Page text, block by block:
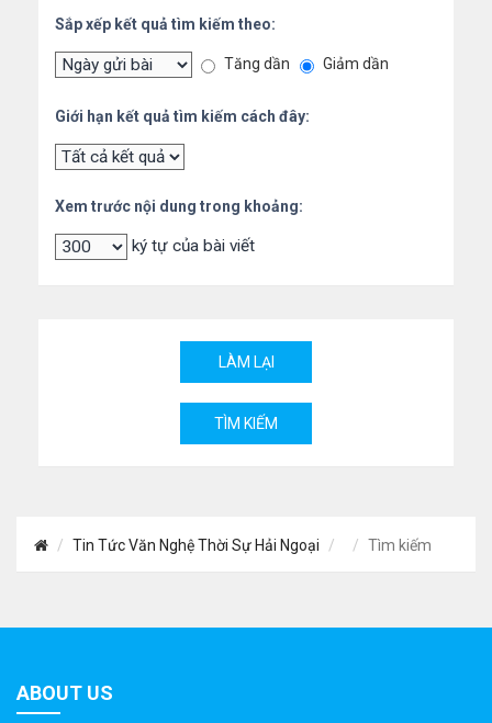
Sắp xếp kết quả tìm kiếm theo:
Tăng dần Giảm dần
Giới hạn kết quả tìm kiếm cách đây:
Xem trước nội dung trong khoảng:
ký tự của bài viết
Tin Tức Văn Nghệ Thời Sự Hải Ngoại Tìm kiếm
ABOUT US